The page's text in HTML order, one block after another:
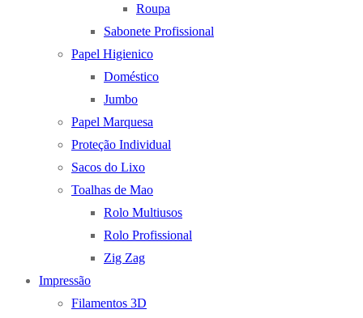
Roupa
Sabonete Profissional
Papel Higienico
Doméstico
Jumbo
Papel Marquesa
Proteção Individual
Sacos do Lixo
Toalhas de Mao
Rolo Multiusos
Rolo Profissional
Zig Zag
Impressão
Filamentos 3D